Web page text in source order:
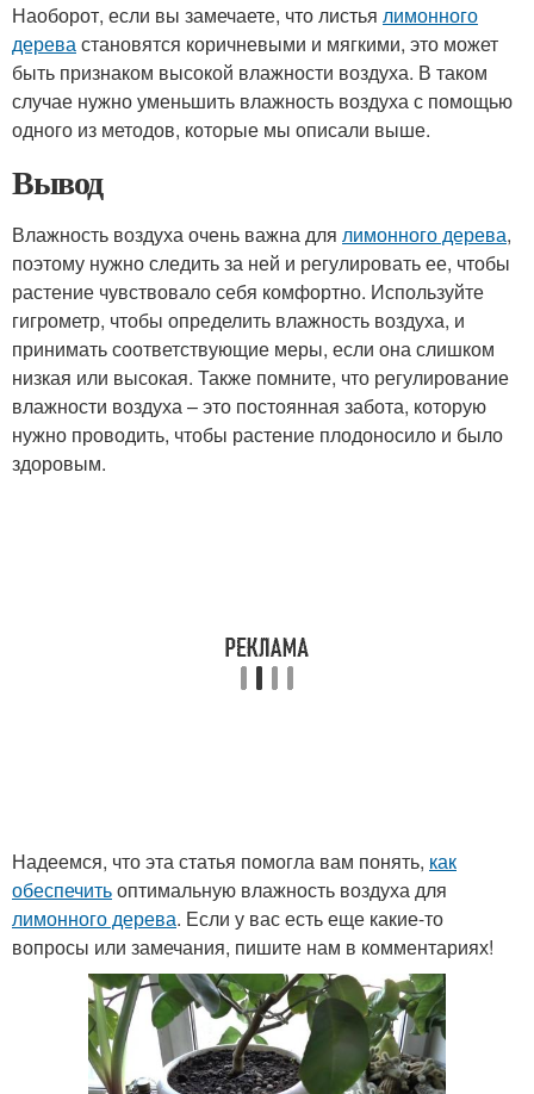
Наоборот, если вы замечаете, что листья лимонного
деревастановятся коричневыми и мягкими, это может
быть признаком высокой влажности воздуха. В таком
случае нужно уменьшить влажность воздуха с помощью
одного из методов, которые мы описали выше.
Вывод
Влажность воздуха очень важна для лимонного дерева,
поэтому нужно следить за ней и регулировать ее, чтобы
растение чувствовало себя комфортно. Используйте
гигрометр, чтобы определить влажность воздуха, и
принимать соответствующие меры, если она слишком
низкая или высокая. Также помните, что регулирование
влажности воздуха – это постоянная забота, которую
нужно проводить, чтобы растение плодоносило и было
здоровым.
Надеемся, что эта статья помогла вам понять, как
обеспечитьоптимальную влажность воздуха для
лимонного дерева. Если у вас есть еще какие-то
вопросы или замечания, пишите нам в комментариях!